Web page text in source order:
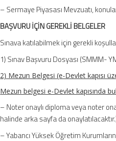
– Sermaye Piyasası Mevzuatı,
BAŞVURU İÇİN GEREKLİ BELGELER
Sınava katılabilmek için gerekli
1) Sınav Başvuru Dosyası (SMMM-
2) Mezun Belgesi (e-Devlet kapısı
Mezun belgesi e-Devlet kapısında
– Noter onaylı diploma veya noter
halinde arka sayfa da
– Yabancı Yüksek Öğretim